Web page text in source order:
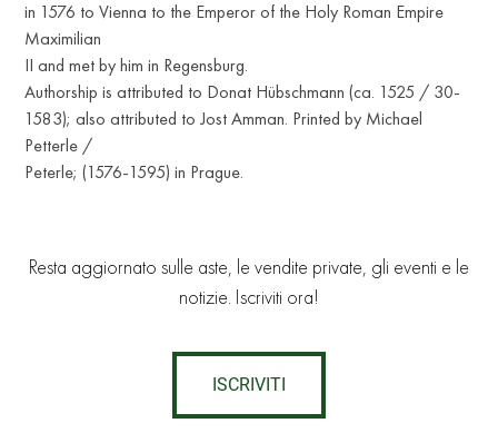
in 1576 to Vienna to the Emperor of the Holy Roman Empire
Maximilian
II and met by him in Regensburg.
Authorship is attributed to Donat Hübschmann (ca. 1525 / 30-
1583); also attributed to Jost Amman. Printed by Michael
Petterle /
Peterle; (1576-1595) in Prague.
Resta aggiornato sulle aste, le vendite private, gli eventi e le
notizie. Iscriviti ora!
ISCRIVITI